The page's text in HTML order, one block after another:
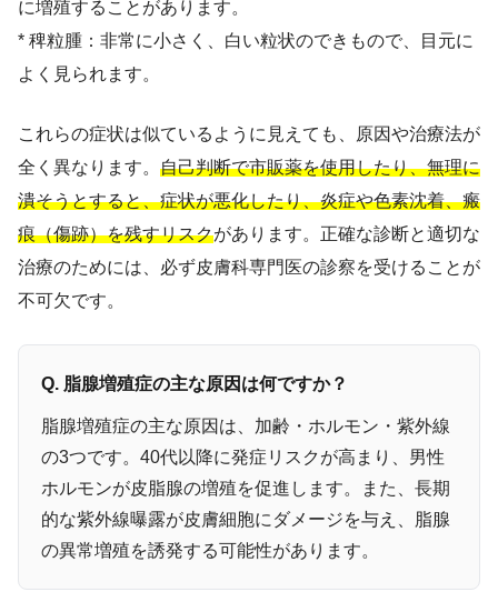
に増殖することがあります。
* 稗粒腫：非常に小さく、白い粒状のできもので、目元に
よく見られます。
これらの症状は似ているように見えても、原因や治療法が
全く異なります。 自己判断で市販薬を使用したり、無理に
潰そうとすると、症状が悪化したり、炎症や色素沈着、瘢
痕（傷跡）を残すリスクがあります。正確な診断と適切な
治療のためには、必ず皮膚科専門医の診察を受けることが
不可欠です。
Q. 脂腺増殖症の主な原因は何ですか？
脂腺増殖症の主な原因は、加齢・ホルモン・紫外線
の3つです。40代以降に発症リスクが高まり、男性
ホルモンが皮脂腺の増殖を促進します。また、長期
的な紫外線曝露が皮膚細胞にダメージを与え、脂腺
の異常増殖を誘発する可能性があります。